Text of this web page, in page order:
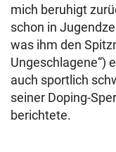
mich beruhigt
schon in
was ihm den
Ungeschlagene“)
auch sportlich
seiner Doping-
berichtete.